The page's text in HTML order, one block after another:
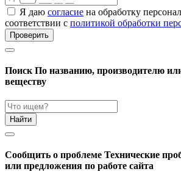
Я даю согласие на обработку
соответствии с политикой обработки
Проверить
Поиск По названию, производителю
веществу
Найти
Cообщить о проблеме Технические
или предложения по работе сайта